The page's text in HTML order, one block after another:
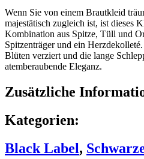
Wenn Sie von einem Brautkleid
majestätisch zugleich ist, ist dieses
Kombination aus Spitze, Tüll und
Spitzenträger und ein
Blüten verziert und die lange
atemberaubende Eleganz.
Zusätzliche
Kategorien:
Black Label,